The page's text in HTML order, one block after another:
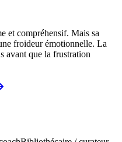
et compréhensif. Mais sa
froideur émotionnelle. La
avant que la frustration